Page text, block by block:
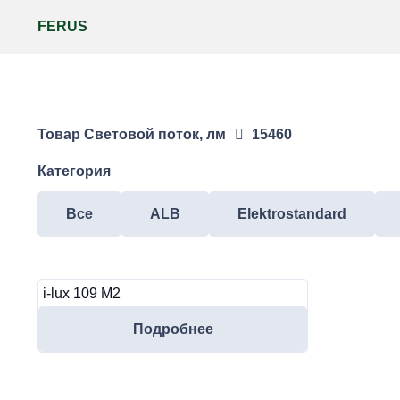
FERUS
Товар Световой поток, лм 15460
Категория
Все ALB Elektrostandard
i-lux 109 M2
Подробнее